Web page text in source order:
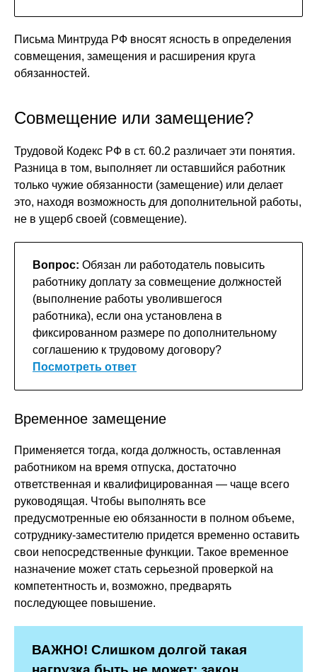
Письма Минтруда РФ вносят ясность в определения
совмещения, замещения и расширения круга
обязанностей.
Совмещение или замещение?
Трудовой Кодекс РФ в ст. 60.2 различает эти понятия.
Разница в том, выполняет ли оставшийся работник
только чужие обязанности (замещение) или делает
это, находя возможность для дополнительной работы,
не в ущерб своей (совмещение).
Вопрос: Обязан ли работодатель повысить
работнику доплату за совмещение должностей
(выполнение работы уволившегося
работника), если она установлена в
фиксированном размере по дополнительному
соглашению к трудовому договору?
Посмотреть ответ
Временное замещение
Применяется тогда, когда должность, оставленная
работником на время отпуска, достаточно
ответственная и квалифицированная — чаще всего
руководящая. Чтобы выполнять все
предусмотренные ею обязанности в полном объеме,
сотруднику-заместителю придется временно оставить
свои непосредственные функции. Такое временное
назначение может стать серьезной проверкой на
компетентность и, возможно, предварять
последующее повышение.
ВАЖНО! Слишком долгой такая